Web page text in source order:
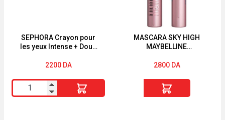
SEPHORA Crayon pour
les yeux Intense + Doux
2200 DA
quantité
de
MASCARA SKY HIGH
MAYBELLINE
2800 DA